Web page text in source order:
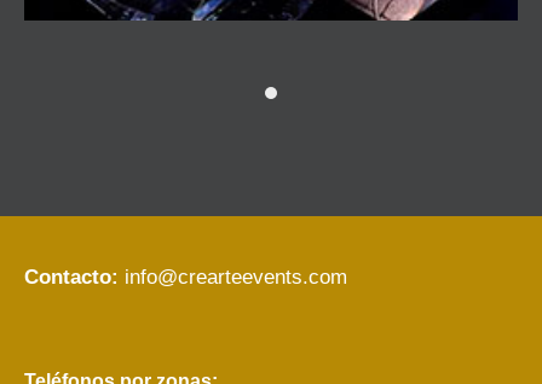
Contacto: info@crearteevents.com